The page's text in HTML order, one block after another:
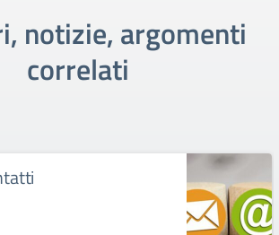
notizie, argomenti
correlati